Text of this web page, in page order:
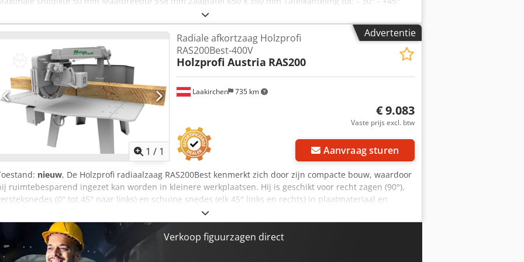
Bandlengte 132 mm Motorvermogen 80 W Motortoerental 550 -1550 tpm Gewicht 30 kg
Advertentie
1 / 1
Laakirchen 735 km
Radiale afkortzaag Holzprofi
RAS200Best-400V
Holzprofi Austria RAS200
€ 9.083
Vaste prijs excl. btw
Aanvraag sturen
nieuw, De Holzprofi radiaalzaag RAS200Best kenmerkt zich door zijn compacte bouw, waardoor
ruimtebesparend ingezet kan worden in kleinere werkplaatsen. Hij is geschikt voor recht zagen (90°),
(0° tot 45° naar links) en schuine snedes (elk 45° links en rechts) in plaatmateriaal en
massief hout tot een lengte van 3 meter. Ideaal voor gebruik in de meubelproductie en binnen de
Bovendien is hij bijzonder gebruiksvriendelijk en vormt hij een veelzijdige aanvulling op
de paneelzaag voor nauwkeurige afkortsneden. Voordelen en kenmerken: - Veelzijdig: Draaibare arm tot
45° naar links en rechts, evenals een kantelbare zaagkop (0° tot 45° naar links, traploos te vergrendelen),
Verkoop figuurzagen direct